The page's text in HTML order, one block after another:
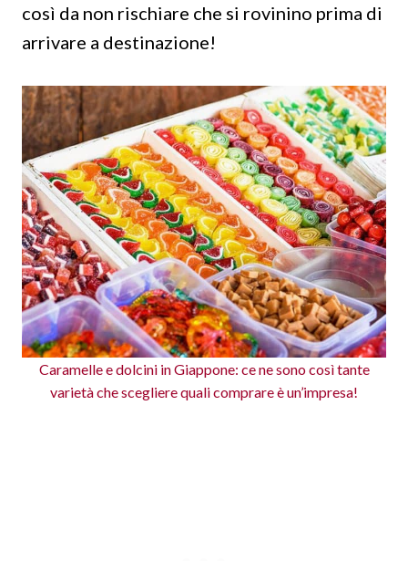
così da non rischiare che si rovinino prima di
arrivare a destinazione!
Caramelle e dolcini in Giappone: ce ne sono così tante
varietà che scegliere quali comprare è un’impresa!